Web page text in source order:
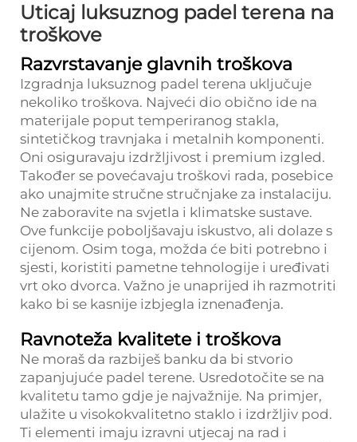
Uticaj luksuznog padel terena na
troškove
Razvrstavanje glavnih troškova
Izgradnja luksuznog padel terena uključuje
nekoliko troškova. Najveći dio obično ide na
materijale poput temperiranog stakla,
sintetičkog travnjaka i metalnih komponenti.
Oni osiguravaju izdržljivost i premium izgled.
Također se povećavaju troškovi rada, posebice
ako unajmite stručne stručnjake za instalaciju.
Ne zaboravite na svjetla i klimatske sustave.
Ove funkcije poboljšavaju iskustvo, ali dolaze s
cijenom. Osim toga, možda će biti potrebno i
sjesti, koristiti pametne tehnologije i uređivati
vrt oko dvorca. Važno je unaprijed ih razmotriti
kako bi se kasnije izbjegla iznenađenja.
Ravnoteža kvalitete i troškova
Ne moraš da razbiješ banku da bi stvorio
zapanjujuće padel terene. Usredotočite se na
kvalitetu tamo gdje je najvažnije. Na primjer,
ulažite u visokokvalitetno staklo i izdržljiv pod.
Ti elementi imaju izravni utjecaj na rad i